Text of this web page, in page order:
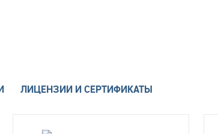
ЛИЦЕНЗИИ И СЕРТИФИКАТЫ